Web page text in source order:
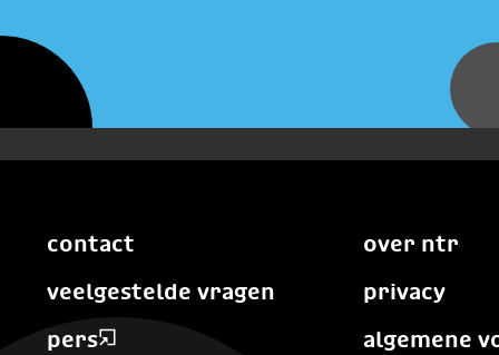
contact
veelgestelde vragen
pers
over ntr
privacy
algemene